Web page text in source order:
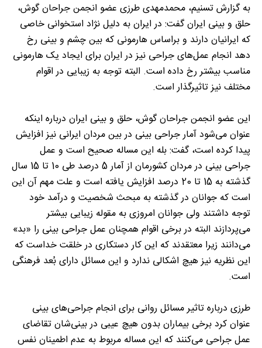
به گزارش تسنیم، محمدمهدی طرزی عضو انجمن جراحان گوش،
حلق و بینی ایران گفت: در ایران به دلیل نژاد استخوانی خاصی
که ایرانیان دارند و براساس هارمونی که بین چشم و بینی رخ
دهد انجام عمل‌های جراحی نیز در ایران برای ایجاد یک هارمونی
مناسب بیشتر رخ داده است. البته توجه به زیبایی در اقوام
مختلف نیز تاثیرگذار است.
این عضو انجمن جراحان گوش، حلق و بینی ایران درباره اینکه
عنوان می‌شود آمار جراحی بینی در بین مردان ایرانی نیز افزایش
پیدا کرده است، گفت: بله این مساله صحیح است و عمل
جراحی بینی در مردان کشورمان از آمار 5 درصد طی 10 تا 15 سال
گذشته به 15 تا 20 درصد افزایش یافته است و علت مهم آن این
است که جوانان در گذشته به مبحث شخصیت و درآمد خود
توجه داشتند ولی جوانان امروزی به مقوله زیبایی بیشتر
می‌پردازند البته در برخی اقوام همچنان عمل جراحی بینی را «بد»
می‌دانند زیرا معتقدند که این کار دستکاری در خلقت خداست که
این نظریه نیز هیچ اشکالی ندارد و این مسائل دارای بُعد فرهنگی
است.
طرزی درباره تاثیر مسائل روانی برای انجام جراحی‌های بینی
عنوان کرد برخی بیماران بدون هیچ عیبی در بینی‌شان تقاضای
عمل جراحی می‌کنند که این مساله مربوط به عدم اطمینان نفس